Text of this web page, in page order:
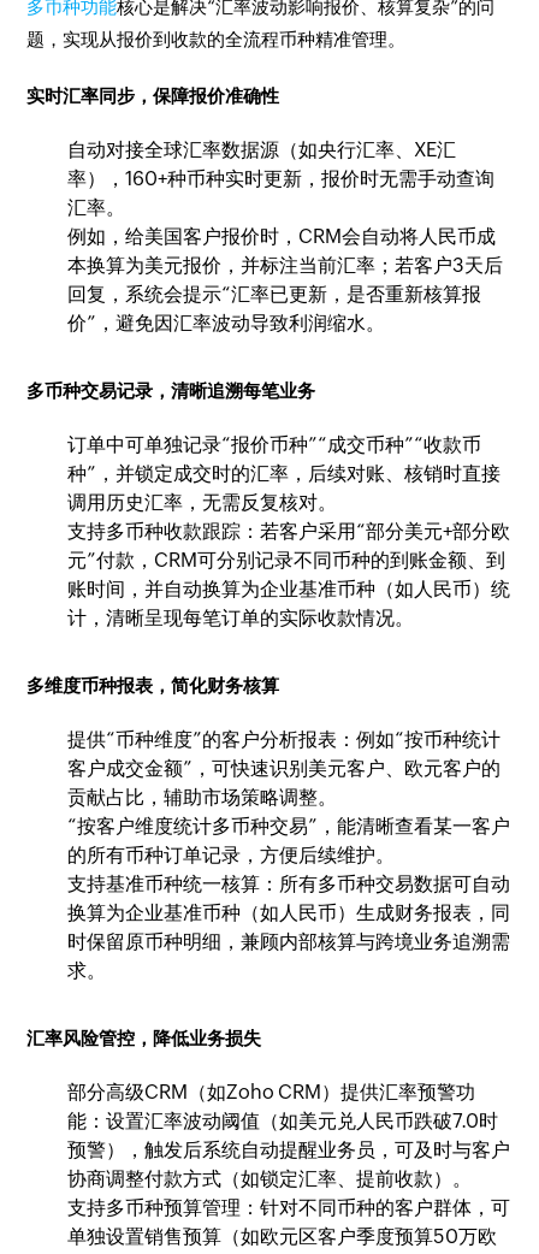
多币种功能核心是解决“汇率波动影响报价、核算复杂”的问
题，实现从报价到收款的全流程币种精准管理。
实时汇率同步，保障报价准确性
自动对接全球汇率数据源（如央行汇率、XE汇
率），160+种币种实时更新，报价时无需手动查询
汇率。
例如，给美国客户报价时，CRM会自动将人民币成
本换算为美元报价，并标注当前汇率；若客户3天后
回复，系统会提示“汇率已更新，是否重新核算报
价”，避免因汇率波动导致利润缩水。
多币种交易记录，清晰追溯每笔业务
订单中可单独记录“报价币种”“成交币种”“收款币
种”，并锁定成交时的汇率，后续对账、核销时直接
调用历史汇率，无需反复核对。
支持多币种收款跟踪：若客户采用“部分美元+部分欧
元”付款，CRM可分别记录不同币种的到账金额、到
账时间，并自动换算为企业基准币种（如人民币）统
计，清晰呈现每笔订单的实际收款情况。
多维度币种报表，简化财务核算
提供“币种维度”的客户分析报表：例如“按币种统计
客户成交金额”，可快速识别美元客户、欧元客户的
贡献占比，辅助市场策略调整。
“按客户维度统计多币种交易”，能清晰查看某一客户
的所有币种订单记录，方便后续维护。
支持基准币种统一核算：所有多币种交易数据可自动
换算为企业基准币种（如人民币）生成财务报表，同
时保留原币种明细，兼顾内部核算与跨境业务追溯需
求。
汇率风险管控，降低业务损失
部分高级CRM（如Zoho CRM）提供汇率预警功
能：设置汇率波动阈值（如美元兑人民币跌破7.0时
预警），触发后系统自动提醒业务员，可及时与客户
协商调整付款方式（如锁定汇率、提前收款）。
支持多币种预算管理：针对不同币种的客户群体，可
单独设置销售预算（如欧元区客户季度预算50万欧